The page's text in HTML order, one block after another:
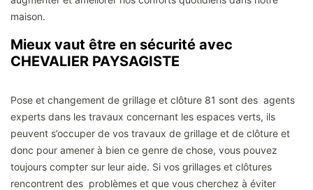
maison.
Mieux vaut être en sécurité avec
CHEVALIER PAYSAGISTE
Pose et changement de grillage et clôture 81 sont des agents
experts dans les travaux concernant les espaces verts, ils
peuvent s’occuper de vos travaux de grillage et de clôture et
donc pour amener à bien ce genre de chose, vous pouvez
toujours compter sur leur aide. Si vos grillages et clôtures
rencontrent des problèmes et que vous cherchez à éviter